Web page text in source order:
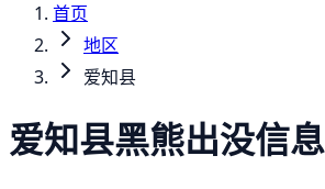
首页
地区
爱知县
爱知县黑熊出没信息